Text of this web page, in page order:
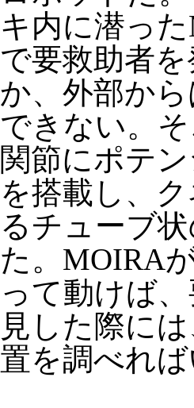
キ内に潜っ
で要救助者
か、外部か
できない。
関節にポテ
を搭載し、
るチューブ
た。MOIRA
って動けば
見した際に
置を調べれ